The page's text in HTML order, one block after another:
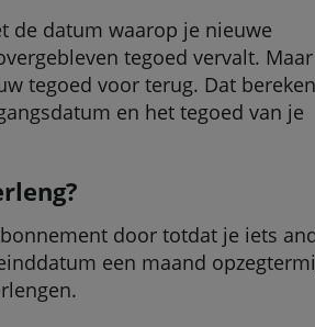
de datum waarop je nieuwe
tegoed vervalt.
tegoed voor terug. Dat
en het tegoed van je
door totdat je iets
een maand